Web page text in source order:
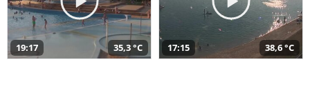
19:17 35,3 °C 17:15 38,6 °C